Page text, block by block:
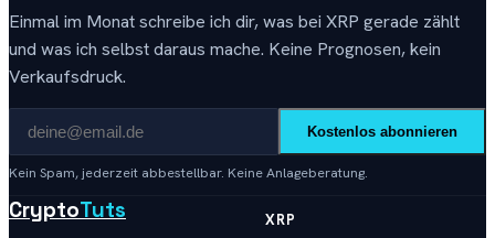
Einmal im Monat schreibe ich dir, was bei XRP gerade zählt
und was ich selbst daraus mache. Keine Prognosen, kein
Verkaufsdruck.
Kostenlos abonnieren
Kein Spam, jederzeit abbestellbar. Keine Anlageberatung.
CryptoTuts XRP